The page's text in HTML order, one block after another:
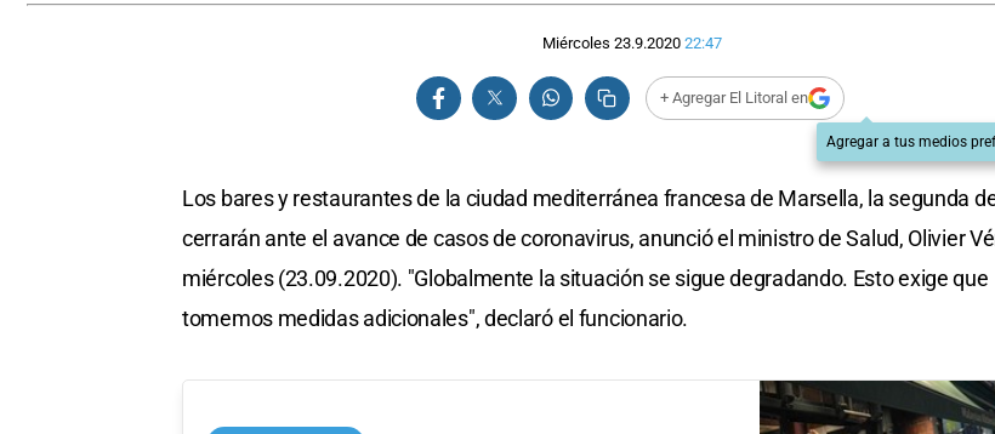
Miércoles 23.9.2020 22:47
+ Agregar El Litoral en
Agregar a tus medios
Los bares y restaurantes de la ciudad mediterránea francesa de Marsella, la segunda
cerrarán ante el avance de casos de coronavirus, anunció el ministro de Salud, Olivier
miércoles (23.09.2020). "Globalmente la situación se sigue degradando. Esto exige que
tomemos medidas adicionales", declaró el funcionario.